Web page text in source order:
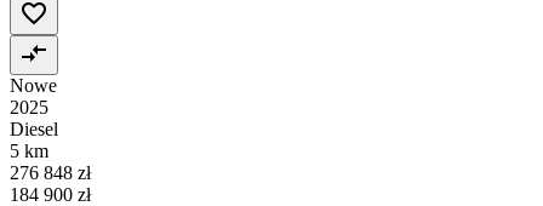
Nowe
2025
Diesel
5 km
276 848 zł
184 900 zł